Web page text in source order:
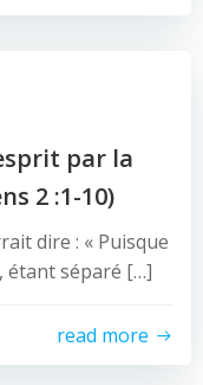
par la
2 :1-10)
dire : « Puisque
étant séparé […]
read more